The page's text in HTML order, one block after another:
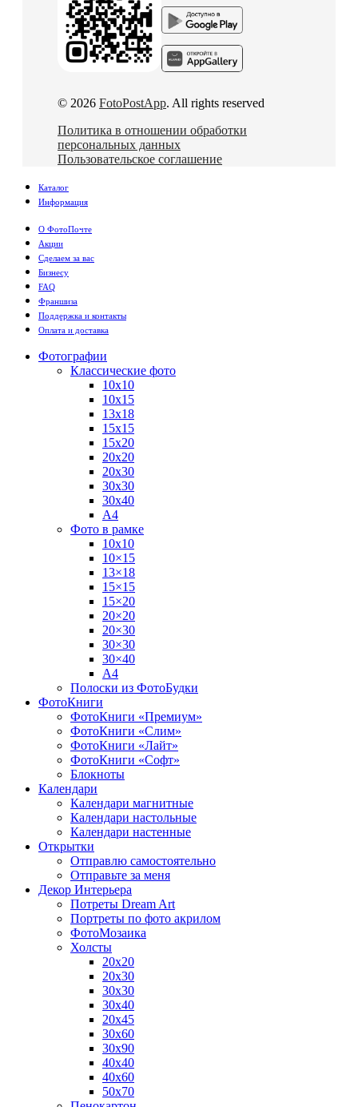
© 2026 FotoPostApp. All rights reserved
Политика в отношении обработки
персональных данных
Пользовательское соглашение
Каталог
Информация
О ФотоПочте
Акции
Сделаем за вас
Бизнесу
FAQ
Франшиза
Поддержка и контакты
Оплата и доставка
Фотографии
Классические фото
10х10
10х15
13х18
15х15
15х20
20х20
20х30
30х30
30х40
А4
Фото в рамке
10х10
10×15
13×18
15×15
15×20
20×20
20×30
30×30
30×40
A4
Полоски из ФотоБудки
ФотоКниги
ФотоКниги «Премиум»
ФотоКниги «Слим»
ФотоКниги «Лайт»
ФотоКниги «Софт»
Блокноты
Календари
Календари магнитные
Календари настольные
Календари настенные
Открытки
Отправлю самостоятельно
Отправьте за меня
Декор Интерьера
Потреты Dream Art
Портреты по фото акрилом
ФотоМозаика
Холсты
20х20
20х30
30х30
30х40
20х45
30х60
30х90
40х40
40х60
50х70